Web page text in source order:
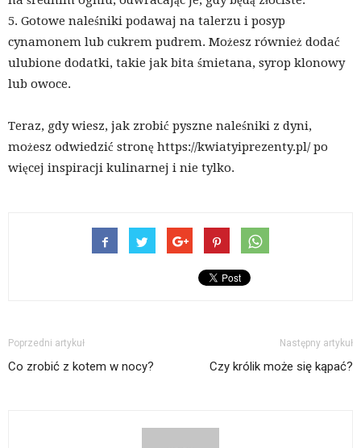
5. Gotowe naleśniki podawaj na talerzu i posyp
cynamonem lub cukrem pudrem. Możesz również dodać
ulubione dodatki, takie jak bita śmietana, syrop klonowy
lub owoce.
Teraz, gdy wiesz, jak zrobić pyszne naleśniki z dyni,
możesz odwiedzić stronę https://kwiatyiprezenty.pl/ po
więcej inspiracji kulinarnej i nie tylko.
Poprzedni artykuł
Co zrobić z kotem w nocy?
Następny artykuł
Czy królik może się kąpać?